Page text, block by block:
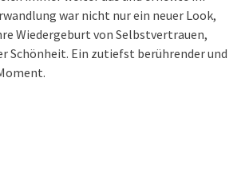
war nicht nur ein neuer Look,
Wiedergeburt von Selbstvertrauen,
Schönheit. Ein zutiefst berührender und